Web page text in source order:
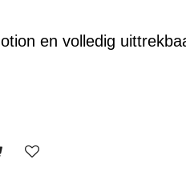
en volledig